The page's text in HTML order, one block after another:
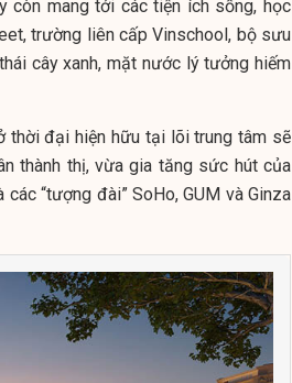
còn mang tới các tiện ích sống, học
trường liên cấp Vinschool, bộ sưu
cây xanh, mặt nước lý tưởng hiếm
thời đại hiện hữu tại lõi trung tâm sẽ
thành thị, vừa gia tăng sức hút của
“tượng đài” SoHo, GUM và Ginza